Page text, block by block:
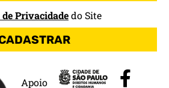
Apoio
Privacidadedo Site